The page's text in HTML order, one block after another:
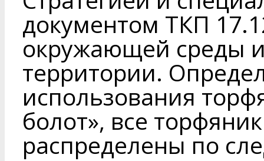
документом ТКП
окружающей среды
территории.
использования
болот», все
распределены по